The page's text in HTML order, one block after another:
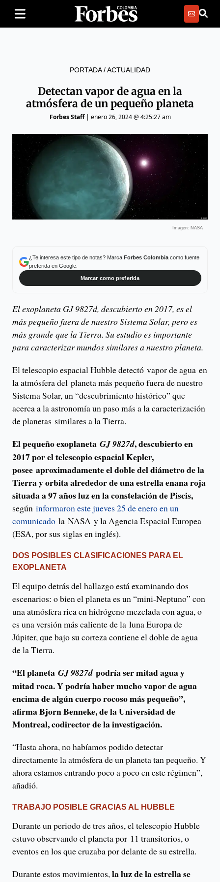
PORTADA/ACTUALIDAD
Detectan vapor de agua en la
atmósfera de un pequeño planeta
Forbes Staff| enero 26, 2024 @ 4:25:27 am
Imagen: NASA
¿Te interesa este tipo de notas? Marca Forbes Colombiacomo fuente
preferida en Google.
Marcar como preferida
El exoplaneta GJ 9827d, descubierto en 2017, es el
más pequeño fuera de nuestro Sistema Solar, pero es
más grande que la Tierra. Su estudio es importante
para caracterizar mundos similares a nuestro planeta.
El telescopio espacial Hubble detectó vapor de agua en
la atmósfera del planeta más pequeño fuera de nuestro
Sistema Solar, un “descubrimiento histórico” que
acerca a la astronomía un paso más a la caracterización
de planetas similares a la Tierra.
El pequeño exoplaneta GJ 9827d, descubierto en
2017 por el telescopio espacial Kepler,
posee aproximadamente el doble del diámetro de la
Tierra y orbita alrededor de una estrella enana roja
situada a 97 años luz en la constelación de Piscis,
según informaron este jueves 25 de enero en un
comunicado la NASA y la Agencia Espacial Europea
(ESA, por sus siglas en inglés).
DOS POSIBLES CLASIFICACIONES PARA EL
EXOPLANETA
El equipo detrás del hallazgo está examinando dos
escenarios: o bien el planeta es un “mini-Neptuno” con
una atmósfera rica en hidrógeno mezclada con agua, o
es una versión más caliente de la luna Europa de
Júpiter, que bajo su corteza contiene el doble de agua
de la Tierra.
“El planeta GJ 9827d podría ser mitad agua y
mitad roca. Y podría haber mucho vapor de agua
encima de algún cuerpo rocoso más pequeño”,
afirma Bjorn Benneke, de la Universidad de
Montreal, codirector de la investigación.
“Hasta ahora, no habíamos podido detectar
directamente la atmósfera de un planeta tan pequeño. Y
ahora estamos entrando poco a poco en este régimen”,
añadió.
TRABAJO POSIBLE GRACIAS AL HUBBLE
Durante un periodo de tres años, el telescopio Hubble
estuvo observando el planeta por 11 transitorios, o
eventos en los que cruzaba por delante de su estrella.
Durante estos movimientos, la luz de la estrella se